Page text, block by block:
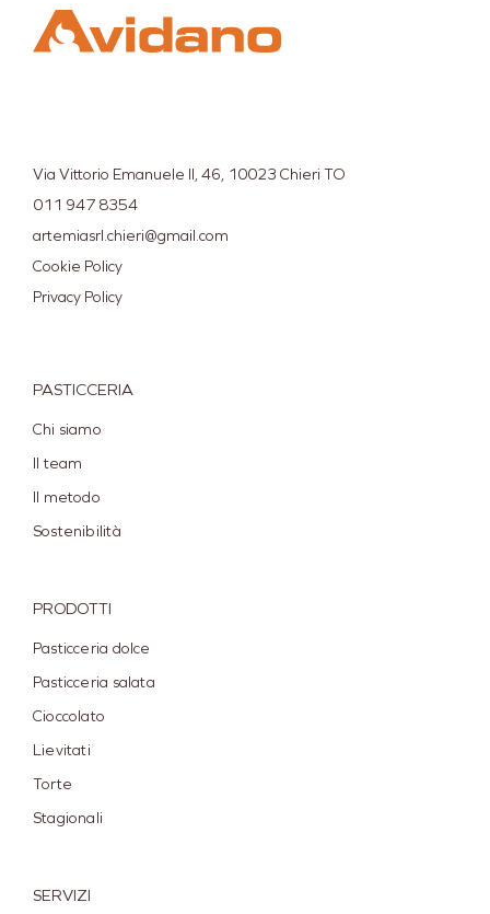
Via Vittorio Emanuele II, 46, 10023 Chieri TO
011 947 8354
artemiasrl.chieri@gmail.com
Cookie Policy
Privacy Policy
PASTICCERIA
Chi siamo
Il team
Il metodo
Sostenibilità
PRODOTTI
Pasticceria dolce
Pasticceria salata
Cioccolato
Lievitati
Torte
Stagionali
SERVIZI